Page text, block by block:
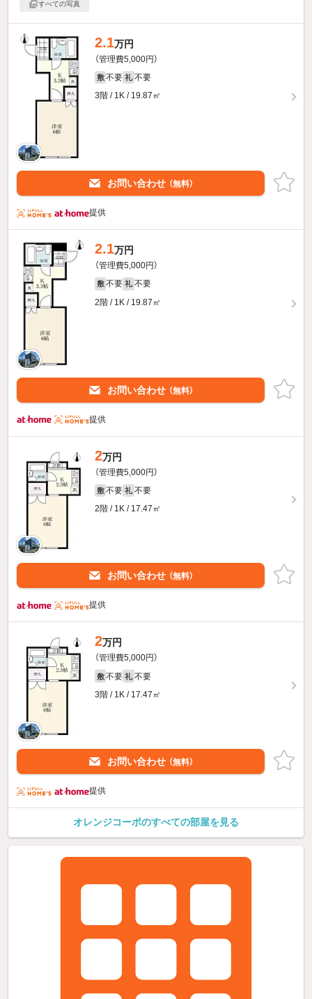
すべての写真
2.1万円
（管理費5,000円）
敷 不要 礼 不要
3階 / 1K / 19.87㎡
お問い合わせ （無料）
提供
2.1万円
（管理費5,000円）
敷 不要 礼 不要
2階 / 1K / 19.87㎡
お問い合わせ （無料）
提供
2万円
（管理費5,000円）
敷 不要 礼 不要
2階 / 1K / 17.47㎡
お問い合わせ （無料）
提供
2万円
（管理費5,000円）
敷 不要 礼 不要
3階 / 1K / 17.47㎡
お問い合わせ （無料）
提供
オレンジコーポのすべての部屋を見る